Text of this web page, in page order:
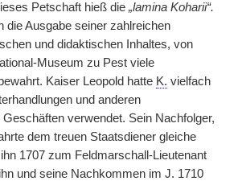
Petschaft hieß die „lamina Koharii“.
die Ausgabe seiner zahlreichen
und didaktischen Inhaltes, von
Museum zu Pest viele
Kaiser Leopold hatte K. vielfach
und anderen
verwendet. Sein Nachfolger,
dem treuen Staatsdiener gleiche
1707 zum Feldmarschall-Lieutenant
und seine Nachkommen im J. 1710